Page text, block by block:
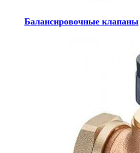
Балансировочные клапаны